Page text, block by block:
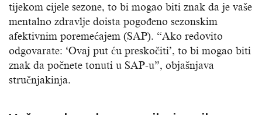
tijekom cijele sezone, to bi mogao biti znak da je vaše
mentalno zdravlje doista pogođeno sezonskim
afektivnim poremećajem (SAP). “Ako redovito
odgovarate: ‘Ovaj put ću preskočiti’, to bi mogao biti
znak da počnete tonuti u SAP-u”, objašnjava
stručnjakinja.